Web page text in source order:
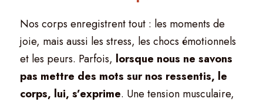
Nos corps enregistrent tout : les moments de
joie, mais aussi les stress, les chocs émotionnels
et les peurs. Parfois, lorsque nous ne savons
pas mettre des mots sur nos ressentis, le
corps, lui, s’exprime. Une tension musculaire,